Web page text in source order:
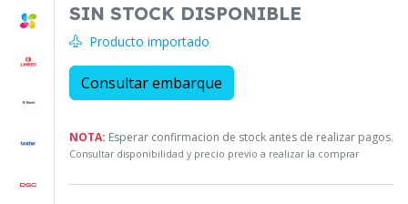
SIN STOCK DISPONIBLE
Producto importado
Consultar embarque
NOTA: Esperar confirmacion de stock antes de realizar pagos.
Consultar disponibilidad y precio previo a realizar la comprar